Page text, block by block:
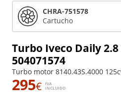
Turbo Iveco Daily
504071574
Turbo motor 8140.43S.4000
295€
IVA
INCLUIDO
CHRA-751578
Cartucho